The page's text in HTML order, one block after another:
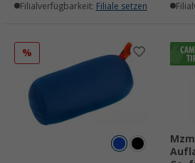
Filialverfügbarkeit: Filiale setzen
%